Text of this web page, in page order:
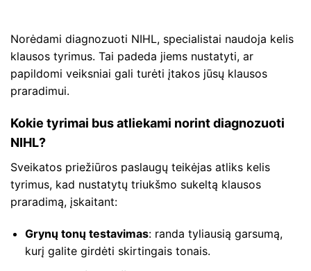
Norėdami diagnozuoti NIHL, specialistai naudoja kelis
klausos tyrimus. Tai padeda jiems nustatyti, ar
papildomi veiksniai gali turėti įtakos jūsų klausos
praradimui.
Kokie tyrimai bus atliekami norint diagnozuoti
NIHL?
Sveikatos priežiūros paslaugų teikėjas atliks kelis
tyrimus, kad nustatytų triukšmo sukeltą klausos
praradimą, įskaitant:
Grynų tonų testavimas: randa tyliausią garsumą,
kurį galite girdėti skirtingais tonais.